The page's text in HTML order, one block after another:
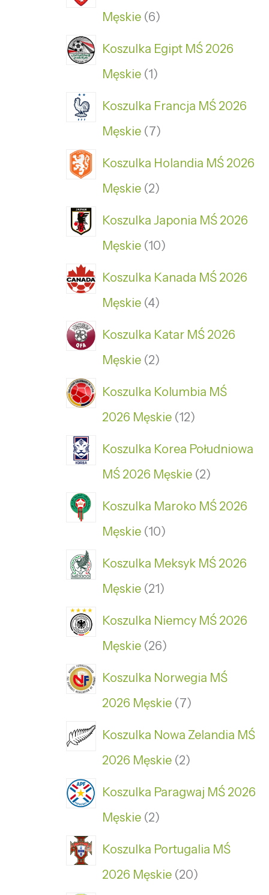
Męskie 6
Koszulka Egipt MŚ 2026
Męskie 1
Koszulka Francja MŚ 2026
Męskie 7
Koszulka Holandia MŚ 2026
Męskie 2
Koszulka Japonia MŚ 2026
Męskie 10
Koszulka Kanada MŚ 2026
Męskie 4
Koszulka Katar MŚ 2026
Męskie 2
Koszulka Kolumbia MŚ
2026 Męskie 12
Koszulka Korea Południowa
MŚ 2026 Męskie 2
Koszulka Maroko MŚ 2026
Męskie 10
Koszulka Meksyk MŚ 2026
Męskie 21
Koszulka Niemcy MŚ 2026
Męskie 26
Koszulka Norwegia MŚ
2026 Męskie 7
Koszulka Nowa Zelandia MŚ
2026 Męskie 2
Koszulka Paragwaj MŚ 2026
Męskie 2
Koszulka Portugalia MŚ
2026 Męskie 20